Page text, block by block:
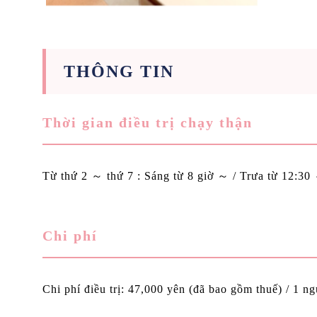
THÔNG TIN
Thời gian điều trị chạy thận
Từ thứ 2 ～ thứ 7 : Sáng từ 8 giờ ～ / Trưa từ 12:30
Chi phí
Chi phí điều trị: 47,000 yên (đã bao gồm thuế) / 1